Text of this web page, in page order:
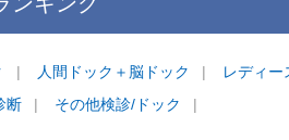
人間ドック＋脳ドック レディー
断 その他検診/ドック